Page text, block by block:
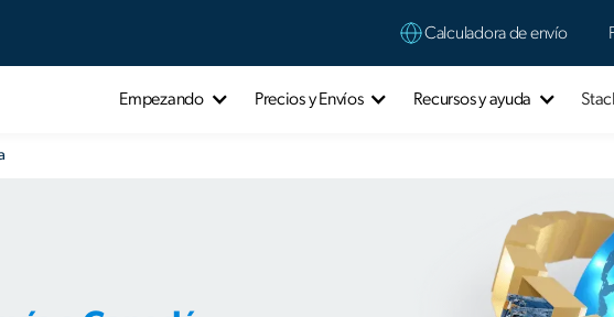
Calculadora de envío
Empezando Precios y Envíos Recursos y ayuda